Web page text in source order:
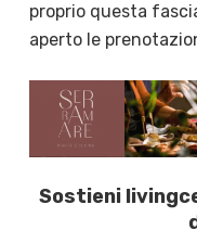
proprio questa
aperto le
Sostieni